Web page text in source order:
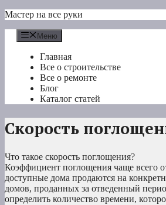
Перейти
содержимому
Мастер на все руки
Меню
Главная
Все о строительстве
Все о ремонте
Блог
Каталог статей
Скорость
Что такое скорость поглощения?
Коэффициент поглощения чаще всего
доступные дома продаются на
домов, проданных за отведенный
определить количество времени,